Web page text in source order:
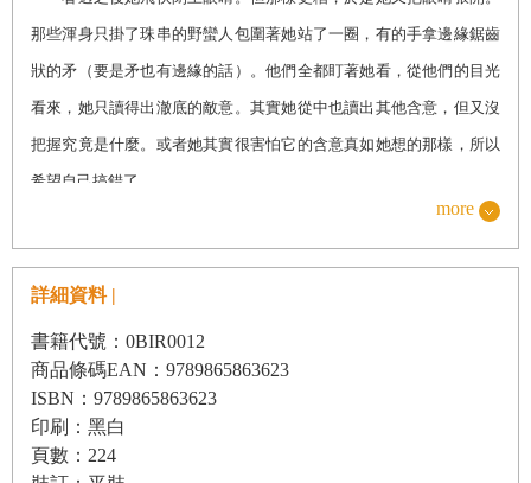
那些渾身只掛了珠串的野蠻人包圍著她站了一圈，有的手拿邊緣鋸齒
狀的矛（要是矛也有邊緣的話）。他們全都盯著她看，從他們的目光
看來，她只讀得出澈底的敵意。其實她從中也讀出其他含意，但又沒
把握究竟是什麼。或者她其實很害怕它的含意真如她想的那樣，所以
希望自己搞錯了。
她認為這個時候應該跟島民說些什麼。「呃，」她說：「麼捂。
嗎它噴。什碎。」
當中鋸齒最尖銳的。
「晚餐嗯，」他說：「小小嗯胖胖嗯女孩嗯。烤嗯塞麵包果碎
more
詳細資料 |
書籍代號：0BIR0012
商品條碼EAN：9789865863623
ISBN：9789865863623
印刷：黑白
頁數：224